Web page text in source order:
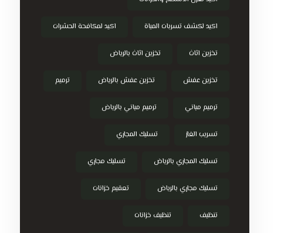
اكيد لكشف تسربات المياة اكيد لمكافحة الحشرات
تخزين اثاث تخزين اثاث بالرياض
تخزين عفش تخزين عفش بالرياض ترميم
ترميم مباني ترميم مباني بالرياض
تسريب الغاز تسليك المجاري
تسليك المجاري بالرياض تسليك مجاري
تسليك مجاري بالرياض تعقيم خزانات
تنظيف تنظيف خزانات